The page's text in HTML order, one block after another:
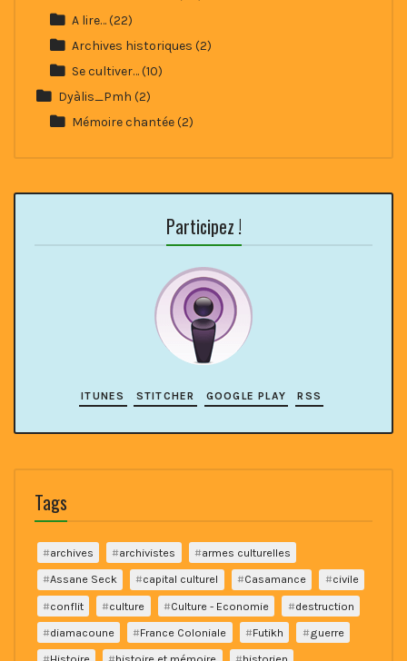
A lire…(22)
Archives historiques (2)
Se cultiver…(10)
Dyàlis_Pmh (2)
Mémoire chantée(2)
Participez !
ITUNES STITCHER GOOGLE PLAY RSS
Tags
archives archivistes
armes culturelles
Assane Seck
capital culturel Casamance
civile
conflit
culture Culture - Economie
destruction
diamacoune
France Coloniale Futikh
guerre